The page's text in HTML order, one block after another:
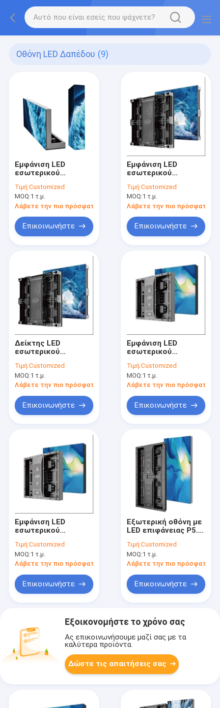
Οθόνη LED Δαπέδου (9)
Εμφάνιση LED
εσωτερικού
πίνακα σχήματος L
Τιμή:Customized
MOQ:1 τ.μ.
Λάβετε την πιο πρόσφατη τιμή
Επικοινωνήστε
Εμφάνιση LED
εσωτερικού
αλουμινίου
Τιμή:Customized
MOQ:1 τ.μ.
Λάβετε την πιο πρόσφατη
Επικοινωνήστε
Δείκτης LED
εσωτερικού
αλουμινίου χύτευσης
Τιμή:Customized
MOQ:1 τ.μ.
Λάβετε την πιο πρόσφατη τιμή
Επικοινωνήστε
Εμφάνιση LED
εσωτερικού
P3.91 με πίνακα
αλουμινίου χύτευσης
Τιμή:Customized
MOQ:1 τ.μ.
Λάβετε την πιο πρόσφατη
Επικοινωνήστε
Εμφάνιση LED
εσωτερικού
P2.5 με πίνακα
αλουμινίου χύτευσης
Τιμή:Customized
MOQ:1 τ.μ.
Λάβετε την πιο πρόσφατη τιμή
Επικοινωνήστε
Εξωτερική οθόνη με
LED επιφάνειας P5.2
Τιμή:Customized
MOQ:1 τ.μ.
Λάβετε την πιο πρόσφατη
Επικοινωνήστε
Εξοικονομήστε το χρόνο σας
Ας επικοινωνήσουμε μαζί σας με τα
καλύτερα προϊόντα.
Δώστε τις απαιτήσεις σας